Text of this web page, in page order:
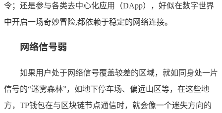
令；还是参与各类去中心化应用（DApp），好似在数字世界
中开启一场奇妙冒险,都依赖于稳定的网络连接。
网络信号弱
如果用户处于网络信号覆盖较差的区域，就如同身处一片
信号的“迷雾森林”，如地下停车场、偏远山区等，在这些地
方，TP钱包在与区块链节点通信时，就会像一个迷失方向的